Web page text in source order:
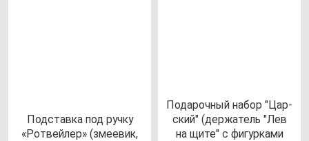
Под­став­ка под руч­ку
«Рот­вей­лер» (зме­евик,
Пода­роч­ный на­бор "Цар­
ский" (дер­жа­тель "Лев
на щи­те" с фи­гур­ка­ми